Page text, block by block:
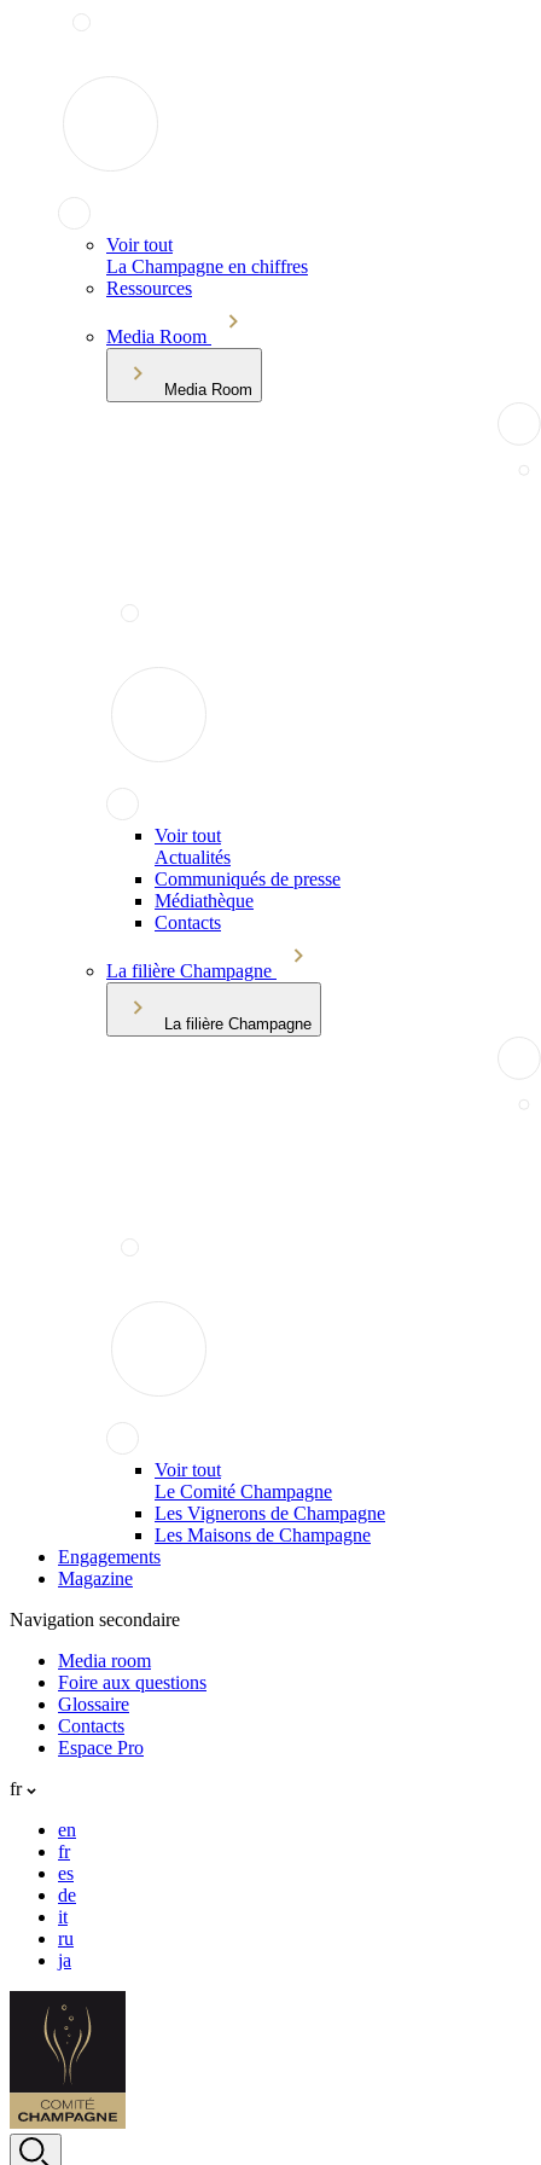
Voir tout
La Champagne en chiffres
Ressources
Media Room
Media Room
Voir tout
Actualités
Communiqués de presse
Médiathèque
Contacts
La filière Champagne
La filière Champagne
Voir tout
Le Comité Champagne
Les Vignerons de Champagne
Les Maisons de Champagne
Engagements
Magazine
Navigation secondaire
Media room
Foire aux questions
Glossaire
Contacts
Espace Pro
fr
en
fr
es
de
it
ru
ja